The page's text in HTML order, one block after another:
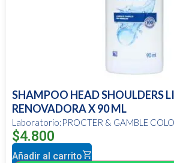
SHAMPOO HEAD SHOULDERS
RENOVADORA X 90 ML
Laboratorio:PROCTER & GAMBLE
$4.800
Añadir al carrito